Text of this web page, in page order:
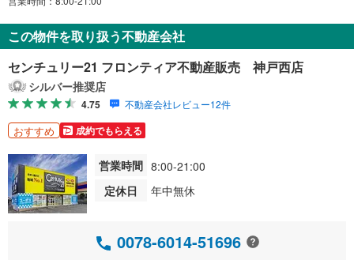
この物件を取り扱う不動産会社
センチュリー21 フロンティア不動産販売 神戸西店
シルバー推奨店
4.75 不動産会社レビュー12件
おすすめ 成約でもらえる
営業時間 8:00-21:00
定休日
年中無休
0078-6014-51696